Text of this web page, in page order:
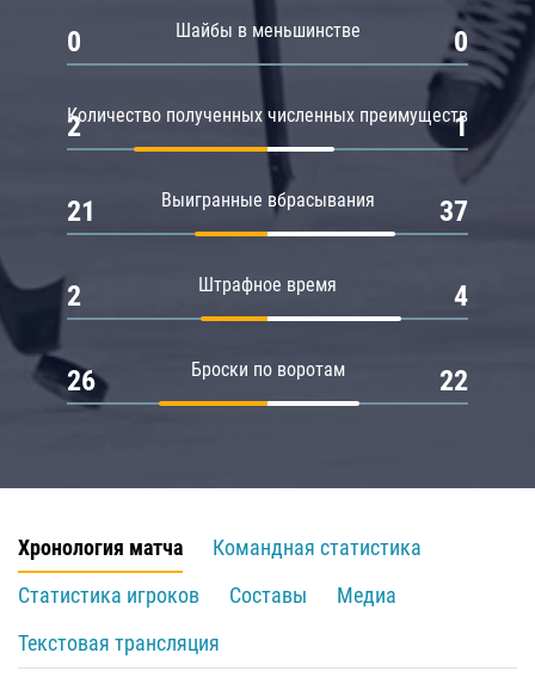
Шайбы в меньшинстве
0 0
Количество полученных численных преимуществ
2 1
Выигранные вбрасывания
21 37
Штрафное время
2 4
Броски по воротам
26 22
Хронология матча
Командная статистика
Статистика игроков
Составы
Медиа
Текстовая трансляция